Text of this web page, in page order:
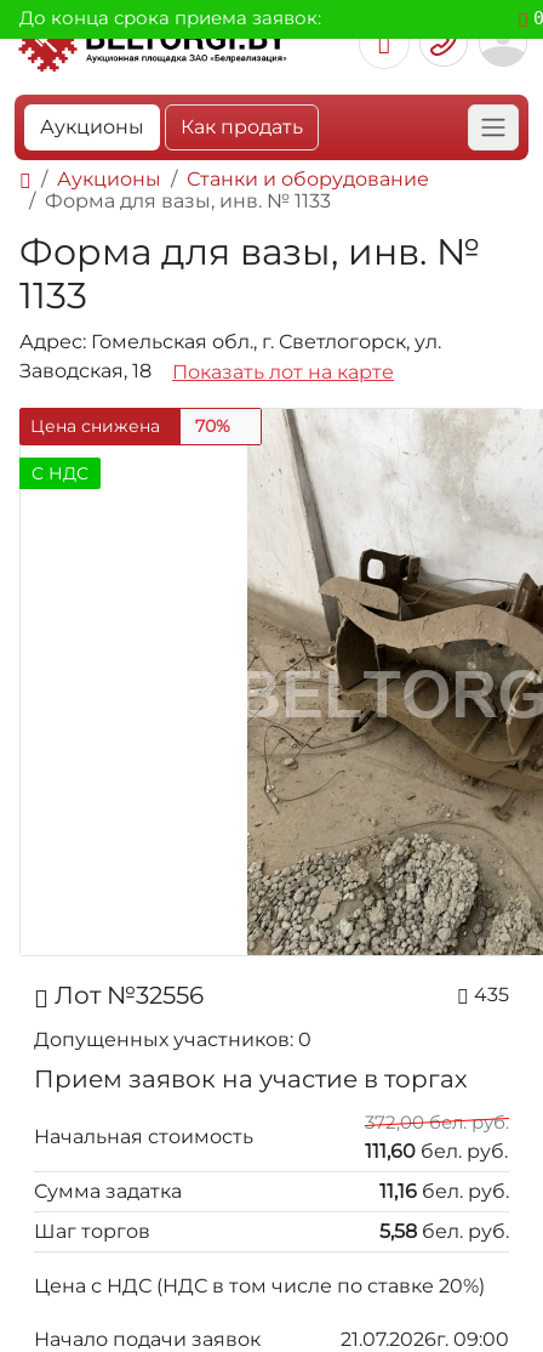
Аукционы Как продать
Аукционы
Станки и оборудование
Форма для вазы, инв. № 1133
Форма для вазы, инв. №
1133
Адрес: Гомельская обл., г. Светлогорск, ул.
Заводская, 18
Показать лот на карте
Цена снижена 70%
C НДС
Лот №32556 435
До конца срока приема заявок:
Допущенных участников: 0
Прием заявок на участие в торгах
Начальная стоимость
372,00 бел. руб.
111,60 бел. руб.
Сумма задатка
11,16 бел. руб.
Шаг торгов
5,58 бел. руб.
Цена с НДС (НДС в том числе по ставке 20%)
Начало подачи заявок
21.07.2026г. 09:00